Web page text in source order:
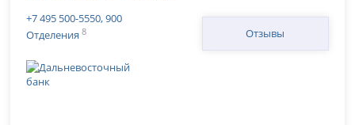
+7 495 500-5550, 900
Отделения 8 Отзывы